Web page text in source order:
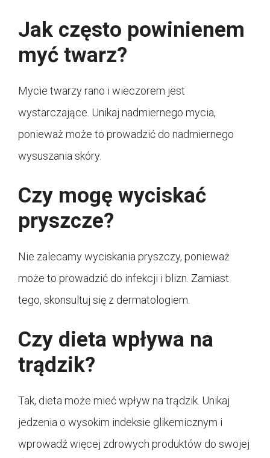
Jak często powinienem
myć twarz?
Mycie twarzy rano i wieczorem jest
wystarczające. Unikaj nadmiernego mycia,
ponieważ może to prowadzić do nadmiernego
wysuszania skóry.
Czy mogę wyciskać
pryszcze?
Nie zalecamy wyciskania pryszczy, ponieważ
może to prowadzić do infekcji i blizn. Zamiast
tego, skonsultuj się z dermatologiem.
Czy dieta wpływa na
trądzik?
Tak, dieta może mieć wpływ na trądzik. Unikaj
jedzenia o wysokim indeksie glikemicznym i
wprowadź więcej zdrowych produktów do swojej